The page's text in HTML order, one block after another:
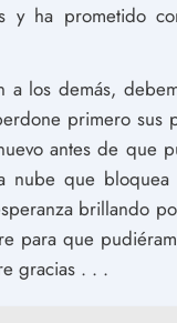
y ha prometido
los demás,
primero sus
antes de que
nube que
brillando
para que
gracias . . .